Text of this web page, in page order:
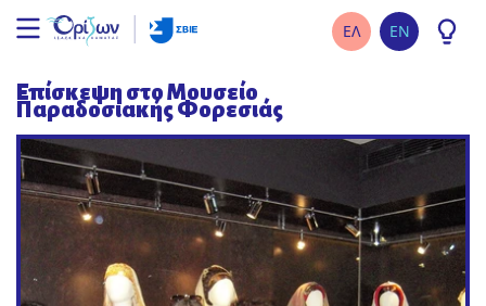
ΕΛ EN
Επίσκεψη στο Μουσείο
Παραδοσιακής Φορεσιάς